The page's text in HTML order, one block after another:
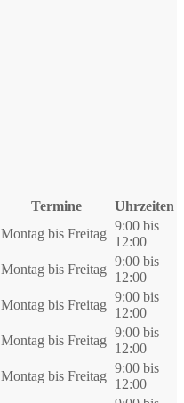
Termine
Uhrzeiten
Montag bis Freitag
9:00 bis
12:00
Montag bis Freitag
9:00 bis
12:00
Montag bis Freitag
9:00 bis
12:00
Montag bis Freitag
9:00 bis
12:00
Montag bis Freitag
9:00 bis
12:00